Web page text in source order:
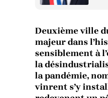
Deuxième ville
majeur dans
sensiblement à
la
la pandémie,
vinrent s’y